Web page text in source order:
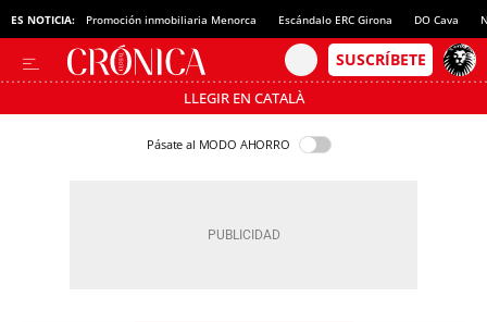
ES NOTICIA: Promoción inmobiliaria Menorca Escándalo ERC Girona DO Cava
LLEGIR EN CATALÀ
Pásate al MODO AHORRO